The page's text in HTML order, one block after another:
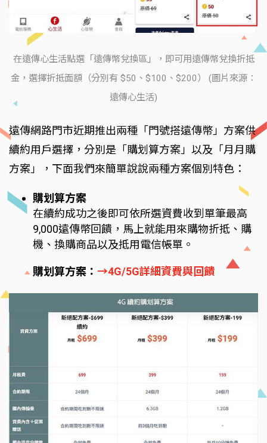
在遠傳心生活點選「遠傳幣兌換區」，即可用遠傳幣兌換折抵
金，選擇折抵面額（分別有 $50、$100、$200） (圖片來源：
遠傳心生活)
遠傳網路門市近期推出兩種「門號搭遠傳幣」方案供
續約用戶選擇，分別是「購划算方案」以及「月月購
方案」，下面我們來簡單說說兩種方案個別特色：
購划算方案
在續約成功之後即可依所選資費收到單筆最高
9,000遠傳幣回饋，馬上就能用來購物折抵、購
機、換購商品以及抵用電信帳單。
購划算方案： →4G/5G詳細資費與回饋